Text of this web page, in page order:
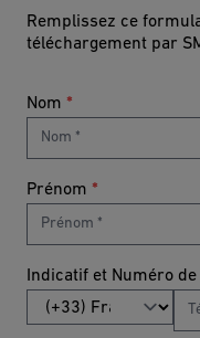
Remplissez ce
téléchargement par
Nom *
Prénom *
Indicatif et Numéro